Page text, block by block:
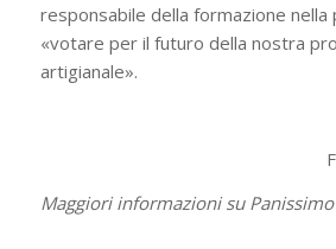
responsabile della formazione nella
«votare per il futuro della nostra
artigianale».
Maggiori informazioni su